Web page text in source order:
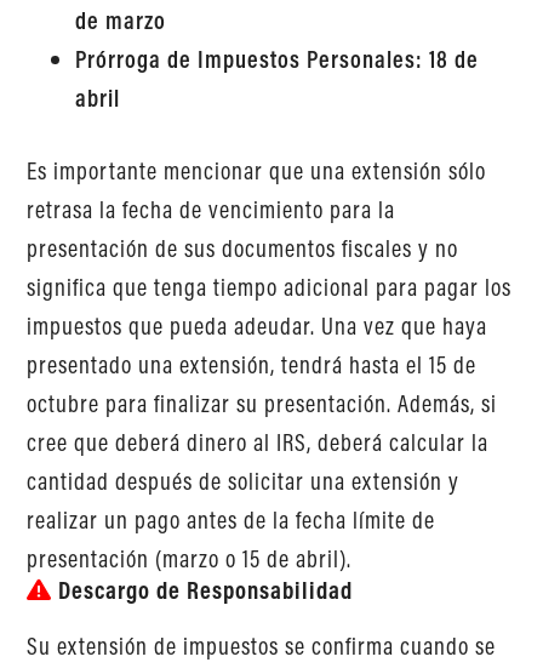
de marzo
Prórroga de Impuestos Personales: 18 de
abril
Es importante mencionar que una extensión sólo
retrasa la fecha de vencimiento para la
presentación de sus documentos fiscales y no
significa que tenga tiempo adicional para pagar los
impuestos que pueda adeudar. Una vez que haya
presentado una extensión, tendrá hasta el 15 de
octubre para finalizar su presentación. Además, si
cree que deberá dinero al IRS, deberá calcular la
cantidad después de solicitar una extensión y
realizar un pago antes de la fecha límite de
presentación (marzo o 15 de abril).
Descargo de Responsabilidad
Su extensión de impuestos se confirma cuando se